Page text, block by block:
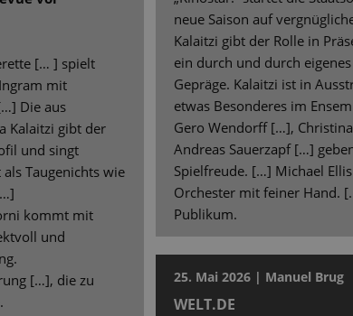
neue Saison auf
Kalaitzi gibt der Rolle in
ein durch und durch
Gepräge. Kalaitzi ist in
etwas Besonderes im
Gero Wendorff […],
Andreas Sauerzapf […]
Spielfreude. […] Michael
Orchester mit feiner Hand.
Publikum.
[… ] spielt
mit
Die aus
Kalaitzi gibt der
und singt
Taugenichts wie
kommt mit
und
[…], die zu
25. Mai 2026 | Manuel Brug
WELT.DE